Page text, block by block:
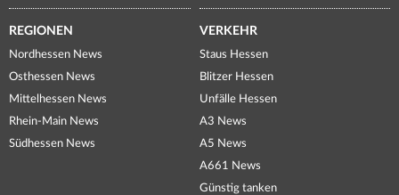
REGIONEN
Nordhessen News
Osthessen News
Mittelhessen News
Rhein-Main News
Südhessen News
VERKEHR
Staus Hessen
Blitzer Hessen
Unfälle Hessen
A3 News
A5 News
A661 News
Günstig tanken